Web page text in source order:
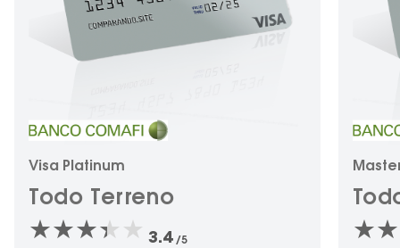
Visa Platinum
Todo Terreno
3.4 /5